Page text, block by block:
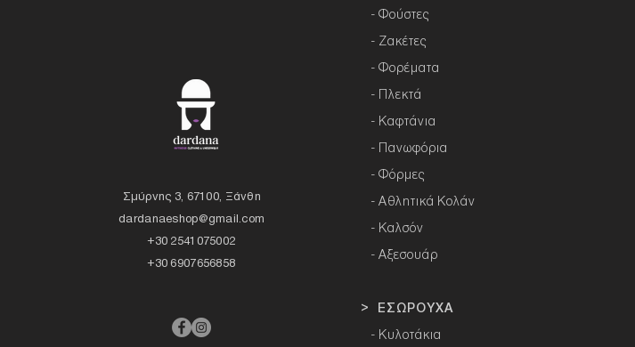
Σμύρνης 3, 67100, Ξάνθη
dardanaeshop@gmail.com
+30 2541075002
+30 6907656858
- Φούστες
- Ζακέτες
- Φορέματα
- Πλεκτά
- Καφτάνια
- Πανωφόρια
- Φόρμες
- Αθλητικά Κολάν
- Καλσόν
- Αξεσουάρ
> ΕΣΩΡΟΥΧΑ
- Κυλοτάκια